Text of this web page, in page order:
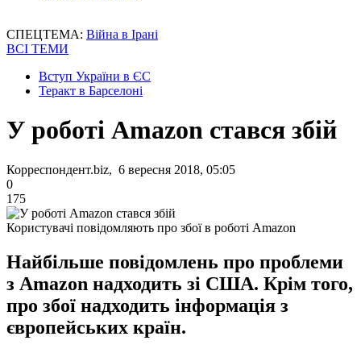
СПЕЦТЕМА: Війна в Ірані
ВСІ ТЕМИ
Вступ України в ЄС
Теракт в Барселоні
У роботі Amazon стався збій
Корреспондент.biz, 6 вересня 2018, 05:05
0
175
Користувачі повідомляють про збої в роботі Amazon
Найбільше повідомлень про проблеми
з Amazon надходить зі США. Крім того,
про збої надходить інформація з
європейських країн.